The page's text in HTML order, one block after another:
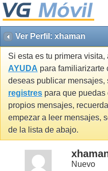
Ver Perfil: xhaman
Si esta es tu primera
AYUDA para familiarizarte
deseas publicar mensajes,
registres para que puedas
propios mensajes,
empezar a leer mensajes,
de la lista de abajo.
Nuevo